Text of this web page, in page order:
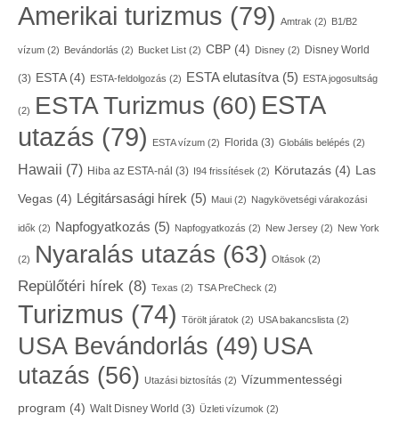
Amerikai turizmus (79) Amtrak (2) B1/B2
vízum (2) Bevándorlás (2) Bucket List (2) CBP (4) Disney (2) Disney World
(3) ESTA(4) ESTA-feldolgozás (2) ESTA elutasítva(5) ESTA jogosultság
(2) ESTA Turizmus (60) ESTA
utazás (79) ESTA vízum (2) Florida (3) Globális belépés (2)
Hawaii (7) Hiba az ESTA-nál (3) I94 frissítések (2) Körutazás (4) Las
Vegas (4) Légitársasági hírek (5) Maui (2) Nagykövetségi várakozási
idők (2) Napfogyatkozás (5) Napfogyatkozás (2) New Jersey (2) New York
(2) Nyaralás utazás (63) Oltások (2)
Repülőtéri hírek (8) Texas (2) TSA PreCheck (2)
Turizmus (74) Törölt járatok (2) USA bakancslista (2)
USA Bevándorlás (49) USA
utazás (56) Utazási biztosítás (2) Vízummentességi
program (4) Walt Disney World (3) Üzleti vízumok (2)